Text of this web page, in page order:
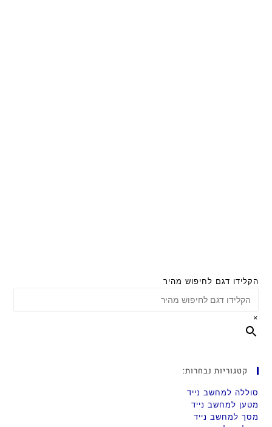
הקלידו דגם לחיפוש מהיר
×
קטגוריות נבחרות:
סוללה למחשב נייד
מטען למחשב נייד
מסך למחשב נייד